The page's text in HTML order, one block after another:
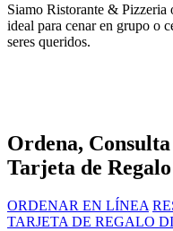
Siamo Ristorante & Pizzeria
ideal para cenar en grupo o
seres queridos.
Ordena,
Tarjeta de Regalo
ORDENAR EN LÍNEA
TARJETA DE REGALO